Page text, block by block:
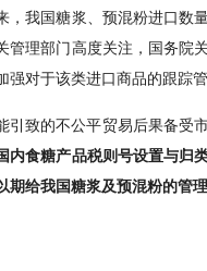
，我国糖浆、预混粉进口数
管理部门高度关注，国务院
强对于该类进口商品的跟踪
引致的不公平贸易后果备受
内食糖产品税则号设置与归
期给我国糖浆及预混粉的管